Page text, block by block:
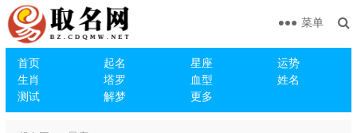
首页 起名 星座
运势
生肖
塔罗 血型
姓名
测试
解梦 更多
菜单